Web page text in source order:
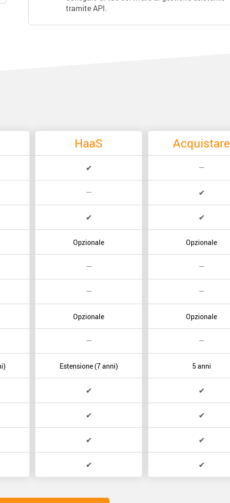
tramite API.
Acquistare
—
✔
✔
Opzionale
—
—
Opzionale
—
5 anni
✔
✔
✔
✔
HaaS
✔
—
✔
Opzionale
—
—
Opzionale
—
Estensione (7 anni)
✔
✔
✔
✔